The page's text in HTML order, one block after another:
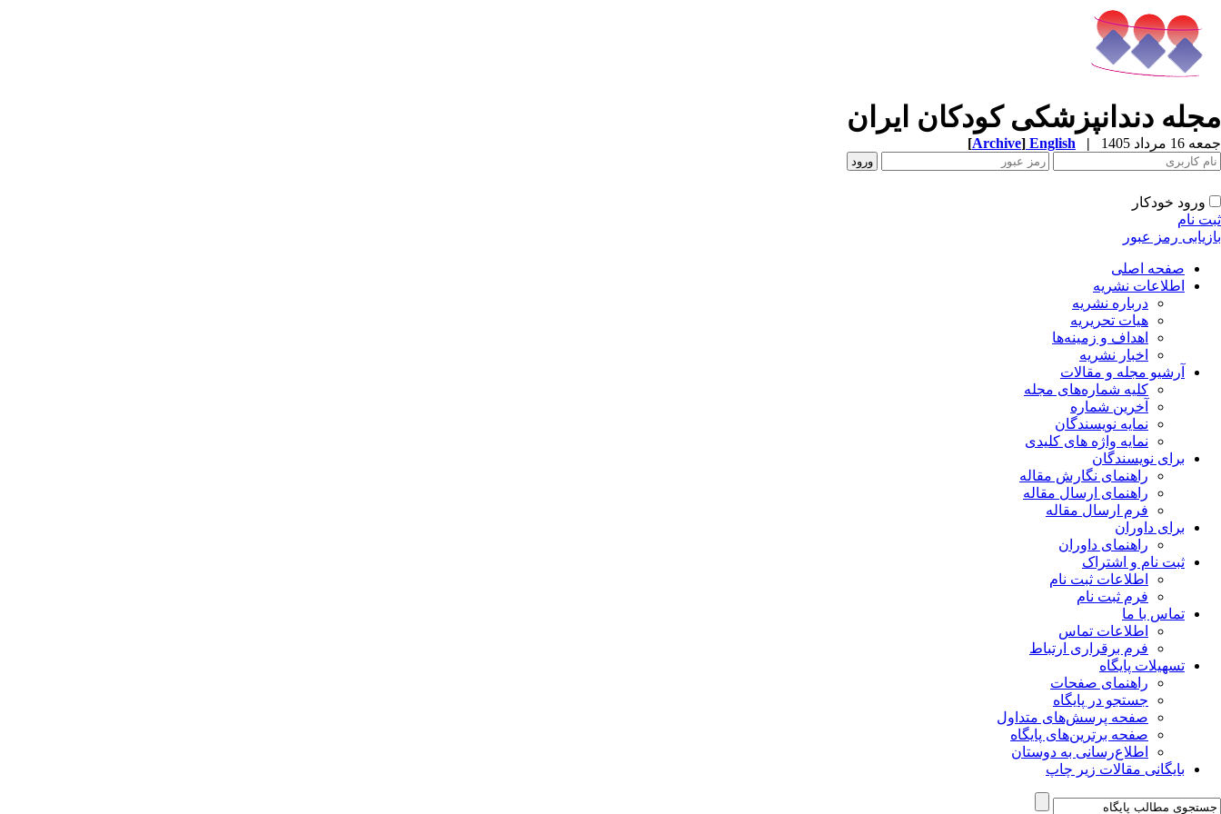
مجله دندانپزشکی کودکان ایران
جمعه 16 مرداد 1405 |
English
[Archive]
ورود خودکار
ثبت نام
بازیابی رمز عبور
صفحه اصلی
اطلاعات نشریه
درباره نشریه
هیات تحریریه
اهداف و زمینه‌ها
اخبار نشریه
آرشیو مجله و مقالات
کلیه شماره‌های مجله
آخرین شماره
نمایه نویسندگان
نمایه واژه های کلیدی
برای نویسندگان
راهنمای نگارش مقاله
راهنمای ارسال مقاله
فرم ارسال مقاله
برای داوران
راهنمای داوران
ثبت نام و اشتراک
اطلاعات ثبت نام
فرم ثبت نام
تماس با ما
اطلاعات تماس
فرم برقراری ارتباط
تسهیلات پایگاه
راهنمای صفحات
جستجو در پایگاه
صفحه پرسش‌های متداول
صفحه برترین‌های پایگاه
اطلاع‌رسانی به دوستان
بایگانی مقالات زیر چاپ